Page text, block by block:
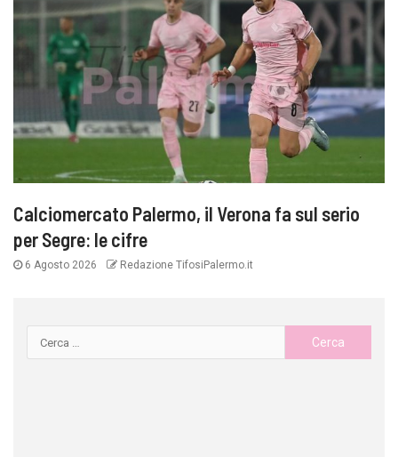
Calciomercato Palermo, il Verona fa sul serio
per Segre: le cifre
6 Agosto 2026 Redazione TifosiPalermo.it